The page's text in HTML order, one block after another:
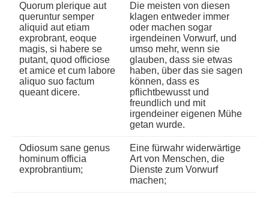
Quorum plerique aut
queruntur semper
aliquid aut etiam
exprobrant, eoque
magis, si habere se
putant, quod officiose
et amice et cum labore
aliquo suo factum
queant dicere.
Die meisten von diesen
klagen entweder immer
oder machen sogar
irgendeinen Vorwurf, und
umso mehr, wenn sie
glauben, dass sie etwas
haben, über das sie sagen
können, dass es
pflichtbewusst und
freundlich und mit
irgendeiner eigenen Mühe
getan wurde.
Odiosum sane genus
hominum officia
exprobrantium;
Eine fürwahr widerwärtige
Art von Menschen, die
Dienste zum Vorwurf
machen;